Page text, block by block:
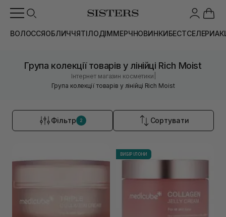
ВОЛОССЯОБЛИЧЧЯТІЛОДІММЕРЧНОВИНКИБЕСТСЕЛЕРИ
Група колекції товарів у лінійці Rich Moist
Інтернет магазин косметики
Група колекції товарів у лінійці Rich Moist
Фільтр 2 Сортувати
ВИБІР ІЛОНИ